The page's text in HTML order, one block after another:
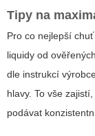
Tipy na
Pro co nejlepší
liquidy od
dle instrukcí
hlavy. To vše
podávat